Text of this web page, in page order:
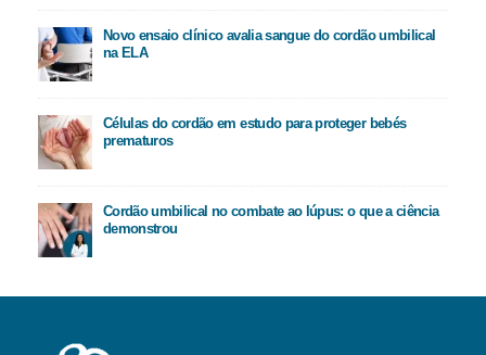
Novo ensaio clínico avalia sangue do cordão umbilical
na ELA
Células do cordão em estudo para proteger bebés
prematuros
Cordão umbilical no combate ao lúpus: o que a ciência
demonstrou